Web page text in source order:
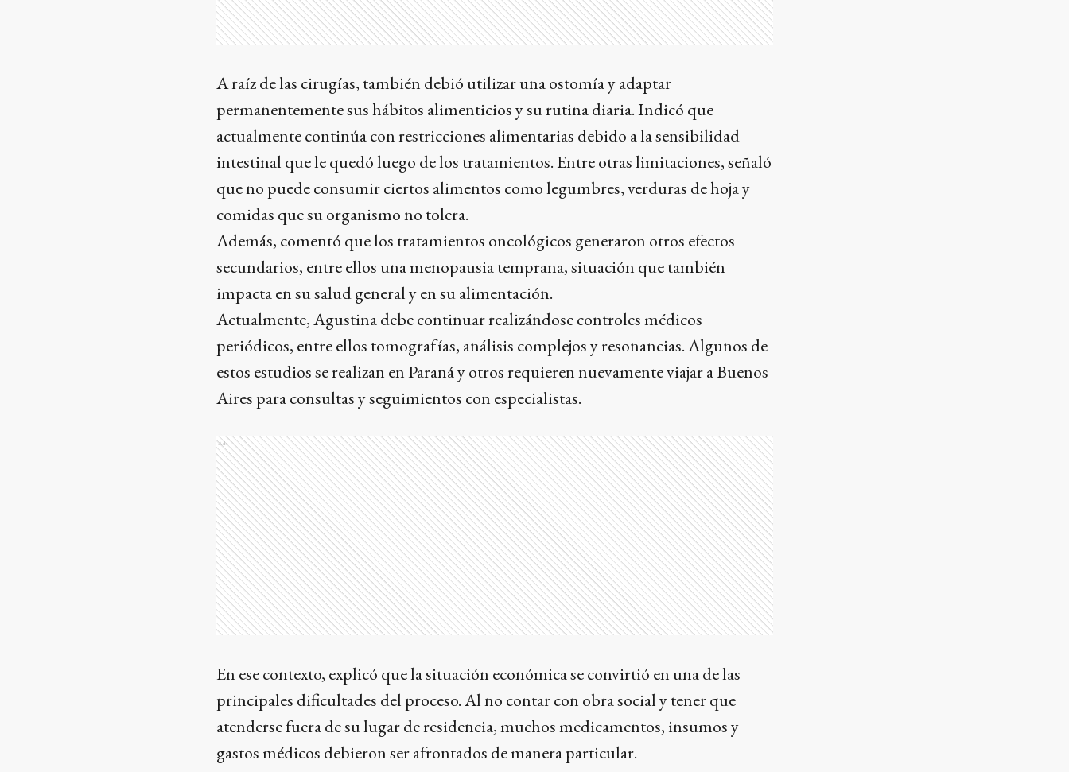
A raíz de las cirugías, también debió utilizar una ostomía y adaptar
permanentemente sus hábitos alimenticios y su rutina diaria. Indicó que
actualmente continúa con restricciones alimentarias debido a la sensibilidad
intestinal que le quedó luego de los tratamientos. Entre otras limitaciones, señaló
que no puede consumir ciertos alimentos como legumbres, verduras de hoja y
comidas que su organismo no tolera.
Además, comentó que los tratamientos oncológicos generaron otros efectos
secundarios, entre ellos una menopausia temprana, situación que también
impacta en su salud general y en su alimentación.
Actualmente, Agustina debe continuar realizándose controles médicos
periódicos, entre ellos tomografías, análisis complejos y resonancias. Algunos de
estos estudios se realizan en Paraná y otros requieren nuevamente viajar a Buenos
Aires para consultas y seguimientos con especialistas.
Ads
En ese contexto, explicó que la situación económica se convirtió en una de las
principales dificultades del proceso. Al no contar con obra social y tener que
atenderse fuera de su lugar de residencia, muchos medicamentos, insumos y
gastos médicos debieron ser afrontados de manera particular.